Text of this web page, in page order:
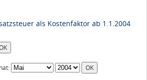
als Kostenfaktor ab 1.1.2004